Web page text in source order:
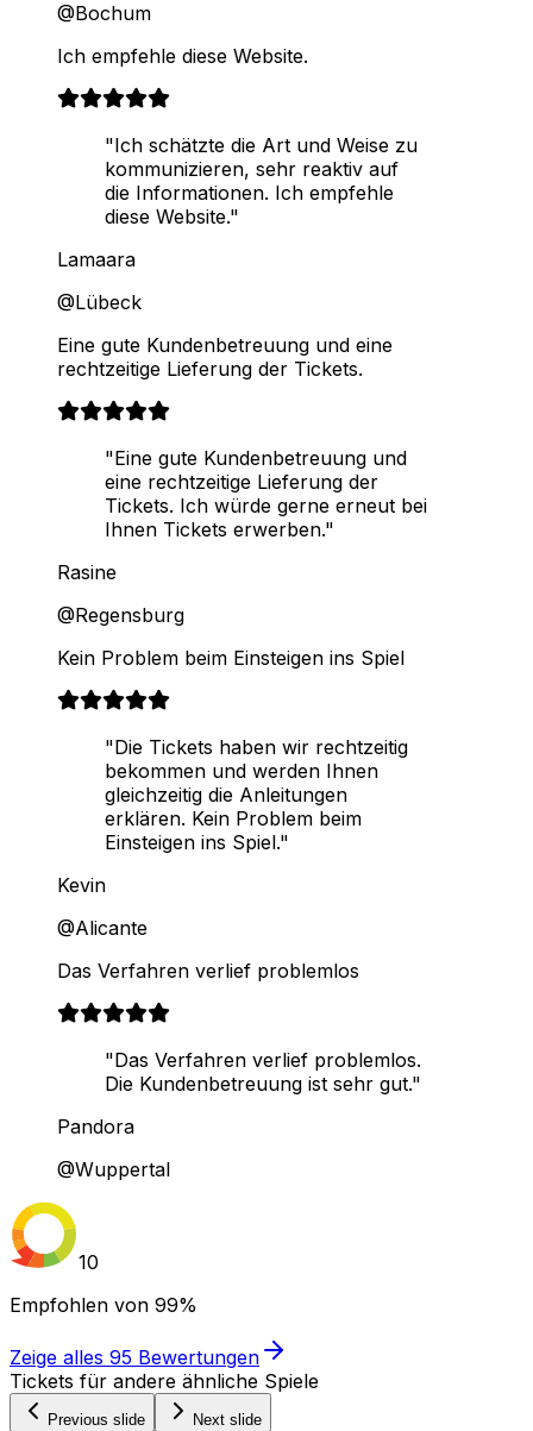
@Bochum
Ich empfehle diese Website.
"Ich schätzte die Art und Weise zu
kommunizieren, sehr reaktiv auf
die Informationen. Ich empfehle
diese Website."
Lamaara
@Lübeck
Eine gute Kundenbetreuung und eine
rechtzeitige Lieferung der Tickets.
"Eine gute Kundenbetreuung und
eine rechtzeitige Lieferung der
Tickets. Ich würde gerne erneut bei
Ihnen Tickets erwerben."
Rasine
@Regensburg
Kein Problem beim Einsteigen ins Spiel
"Die Tickets haben wir rechtzeitig
bekommen und werden Ihnen
gleichzeitig die Anleitungen
erklären. Kein Problem beim
Einsteigen ins Spiel."
Kevin
@Alicante
Das Verfahren verlief problemlos
"Das Verfahren verlief problemlos.
Die Kundenbetreuung ist sehr gut."
Pandora
@Wuppertal
10
Empfohlen von 99%
Zeige alles 95 Bewertungen
Tickets für andere ähnliche Spiele
Previous slide Next slide